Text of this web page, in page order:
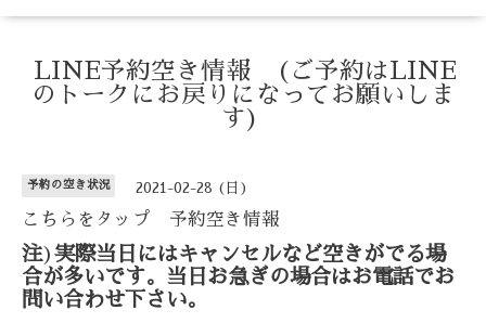
LINE予約空き情報 (ご予約はLINE
のトークにお戻りになってお願いしま
す)
予約の空き状況 2021-02-28 (日)
こちらをタップ 予約空き情報
注) 実際当日にはキャンセルなど空きがでる場
合が多いです。当日お急ぎの場合はお電話でお
問い合わせ下さい。